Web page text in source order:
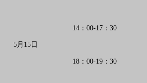
5月15日
14：00-17：30
18：00-19：30